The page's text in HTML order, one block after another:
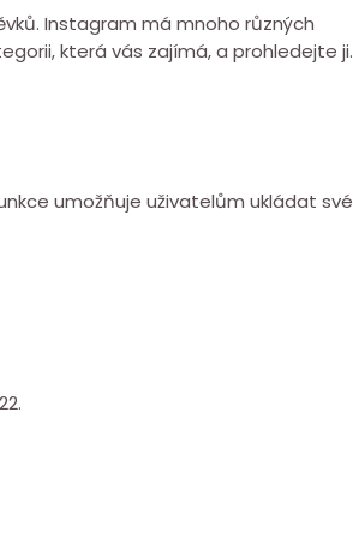
Instagram má mnoho různých
která vás zajímá, a prohledejte ji.
umožňuje uživatelům ukládat své